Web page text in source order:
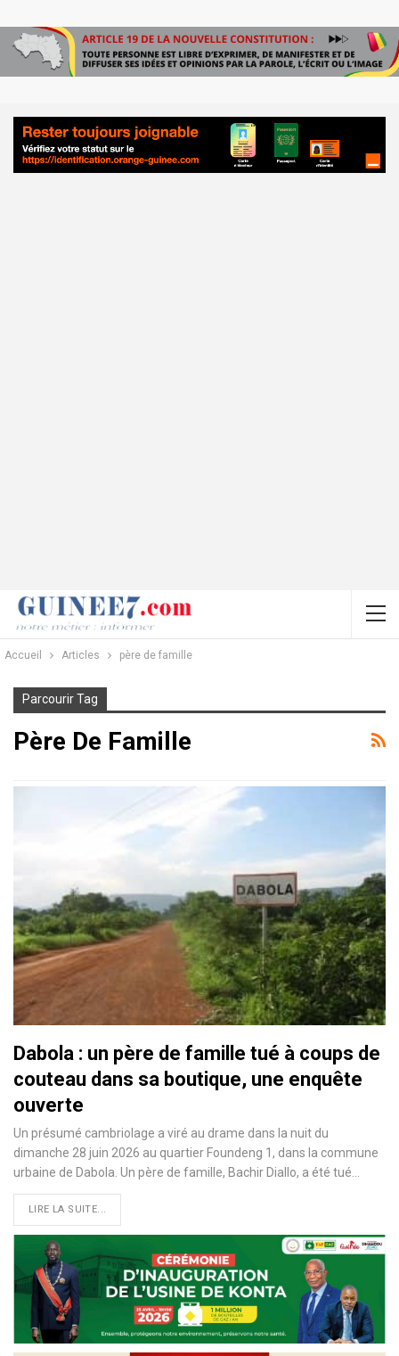
Accueil Articles père de famille
Parcourir Tag
Père De Famille
Dabola : un père de famille tué à coups de
couteau dans sa boutique, une enquête
ouverte
Un présumé cambriolage a viré au drame dans la nuit du
dimanche 28 juin 2026 au quartier Foundeng 1, dans la commune
urbaine de Dabola. Un père de famille, Bachir Diallo, a été tué…
LIRE LA SUITE...